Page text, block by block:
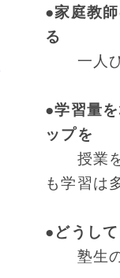
●家庭教
る
一人ひ
●学習量
ップを
授業を
も学習は
●どうし
塾生の